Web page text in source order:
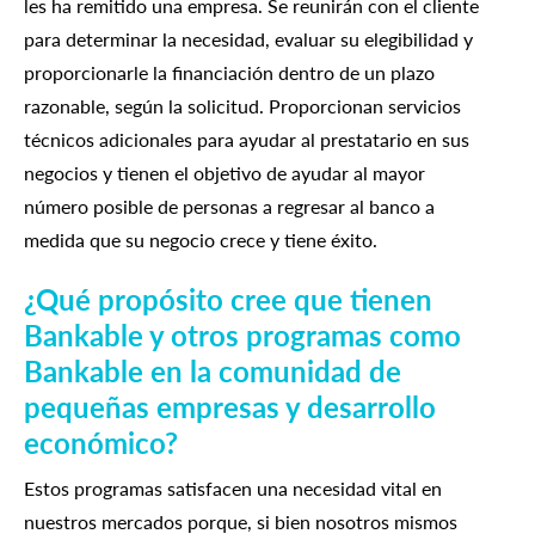
para determinar la necesidad, evaluar su elegibilidad y
proporcionarle la financiación dentro de un plazo
razonable, según la solicitud. Proporcionan servicios
técnicos adicionales para ayudar al prestatario en sus
negocios y tienen el objetivo de ayudar al mayor
número posible de personas a regresar al banco a
medida que su negocio crece y tiene éxito.
¿Qué propósito cree que tienen
Bankable y otros programas como
Bankable en la comunidad de
pequeñas empresas y desarrollo
económico?
Estos programas satisfacen una necesidad vital en
nuestros mercados porque, si bien nosotros mismos